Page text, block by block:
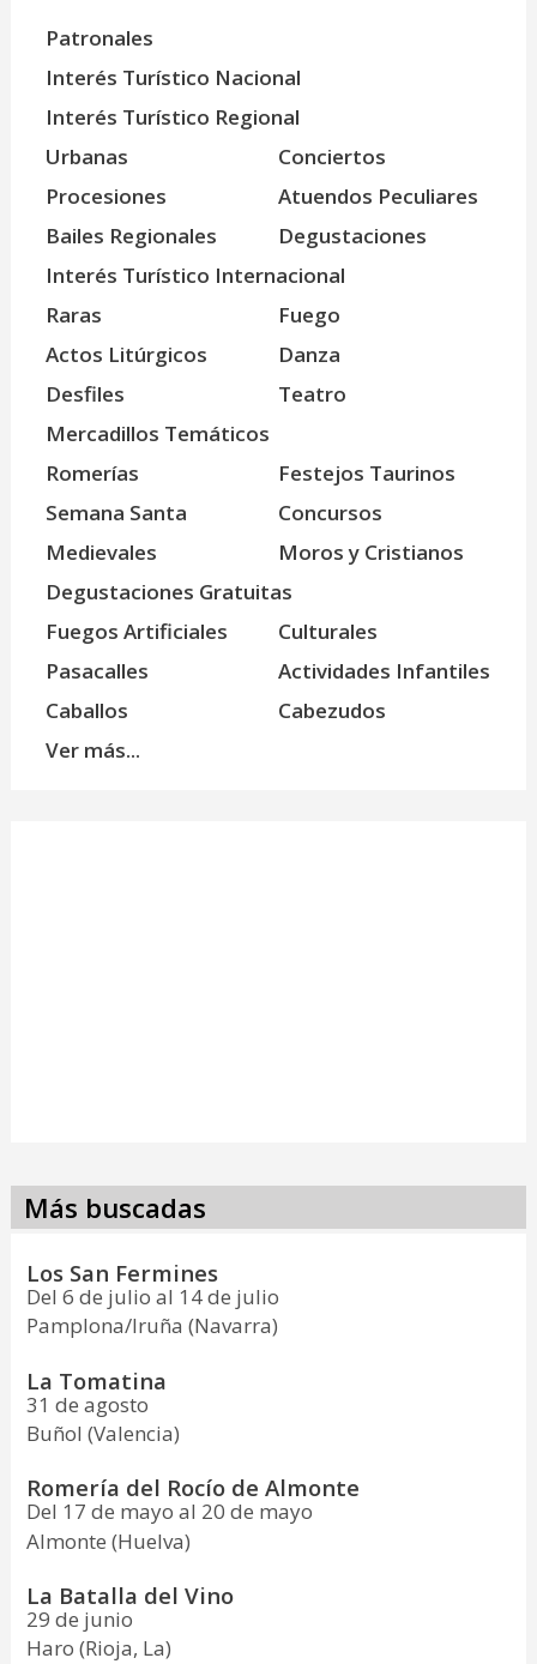
Patronales
Interés Turístico Nacional
Interés Turístico Regional
Urbanas
Conciertos
Procesiones
Atuendos Peculiares
Bailes Regionales
Degustaciones
Interés Turístico Internacional
Raras
Fuego
Actos Litúrgicos
Danza
Desfiles
Teatro
Mercadillos Temáticos
Romerías
Festejos Taurinos
Semana Santa
Concursos
Medievales
Moros y Cristianos
Degustaciones Gratuitas
Fuegos Artificiales
Culturales
Pasacalles
Actividades Infantiles
Caballos
Cabezudos
Ver más...
Más buscadas
Los San Fermines
Del 6 de julio al 14 de julio
Pamplona/Iruña (Navarra)
La Tomatina
31 de agosto
Buñol (Valencia)
Romería del Rocío de Almonte
Del 17 de mayo al 20 de mayo
Almonte (Huelva)
La Batalla del Vino
29 de junio
Haro (Rioja, La)